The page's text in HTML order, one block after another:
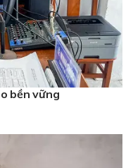
bền vững